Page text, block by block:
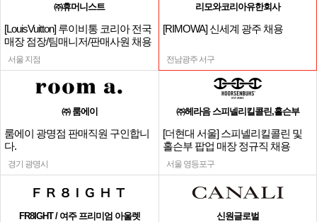
㈜휴머니스트
[LouisVuitton] 루이비통 코리아 전국
매장 점장/팀매니저/판매사원 채용
서울 지점
리모와코리아유한회사
[RIMOWA] 신세계 광주 채용
전남광주 서구
㈜ 룸에이
룸에이 광명점 판매직원 구인합니
다.
경기 광명시
㈜헤라음 스피넬리킬콜린,홀슨부
[더현대 서울] 스피넬리킬콜린 및
홀슨부 팝업 매장 정규직 채용
서울 영등포구
FR8IGHT / 여주 프리미엄 아울렛 신원글로벌